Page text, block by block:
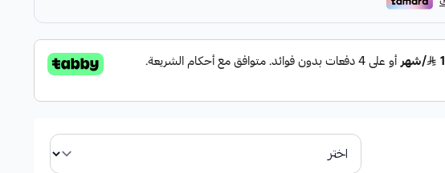
هذه القطعة من إنتاج الشركة الأمريكية HIGHROAD AUTO PARTS، وهي مصممة لضمان أداء